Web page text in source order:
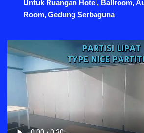
Untuk Ruangan Hotel, Ballroom,
Room, Gedung Serbaguna